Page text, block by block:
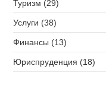
Туризм (29)
Услуги (38)
Финансы (13)
Юриспруденция (18)